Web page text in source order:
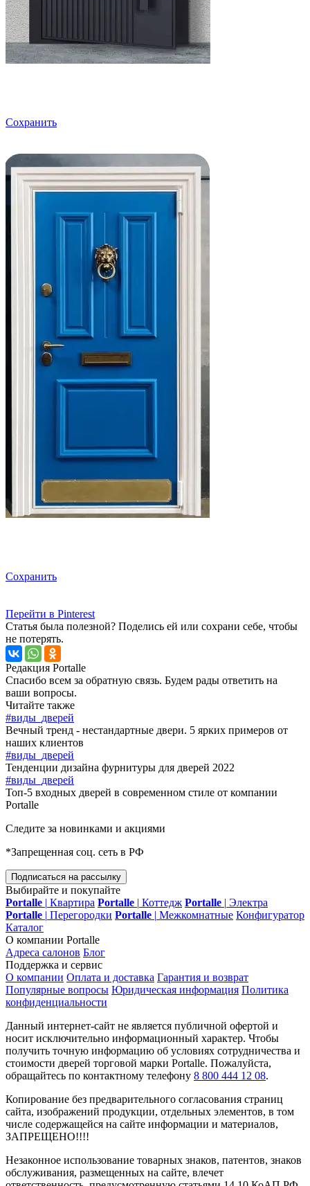
Сохранить
Сохранить
Перейти в Pinterest
Статья была полезной? Поделись ей или сохрани себе, чтобы
не потерять.
Редакция Portalle
Спасибо всем за обратную связь. Будем рады ответить на
ваши вопросы.
Читайте также
#виды_дверей
Вечный тренд - нестандартные двери. 5 ярких примеров от
наших клиентов
#виды_дверей
Тенденции дизайна фурнитуры для дверей 2022
#виды_дверей
Топ-5 входных дверей в современном стиле от компании
Portalle
Следите за новинками и акциями
*Запрещенная соц. сеть в РФ
Подписаться на рассылку
Выбирайте и покупайте
Portalle | Квартира Portalle | Коттедж Portalle | Электра
Portalle | Перегородки Portalle | Межкомнатные Конфигуратор
Каталог
О компании Portalle
Адреса салонов Блог
Поддержка и сервис
О компании Оплата и доставка Гарантия и возврат
Популярные вопросы Юридическая информация Политика
конфиденциальности
Данный интернет-сайт не является публичной офертой и
носит исключительно информационный характер. Чтобы
получить точную информацию об условиях сотрудничества и
стоимости дверей торговой марки Portalle. Пожалуйста,
обращайтесь по контактному телефону 8 800 444 12 08.
Копирование без предварительного согласования страниц
сайта, изображений продукции, отдельных элементов, в том
числе содержащейся на сайте информации и материалов,
ЗАПРЕЩЕНО!!!!
Незаконное использование товарных знаков, патентов, знаков
обслуживания, размещенных на сайте, влечет